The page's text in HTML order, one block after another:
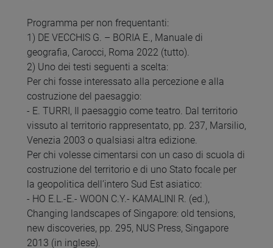
Programma per non frequentanti:
1) DE VECCHIS G. – BORIA E., Manuale di
geografia, Carocci, Roma 2022 (tutto).
2) Uno dei testi seguenti a scelta:
Per chi fosse interessato alla percezione e alla
costruzione del paesaggio:
- E. TURRI, Il paesaggio come teatro. Dal territorio
vissuto al territorio rappresentato, pp. 237, Marsilio,
Venezia 2003 o qualsiasi altra edizione.
Per chi volesse cimentarsi con un caso di scuola di
costruzione del territorio e di uno Stato focale per
la geopolitica dell’intero Sud Est asiatico:
- HO E.L.-E.- WOON C.Y.- KAMALINI R. (ed.),
Changing landscapes of Singapore: old tensions,
new discoveries, pp. 295, NUS Press, Singapore
2013 (in inglese).